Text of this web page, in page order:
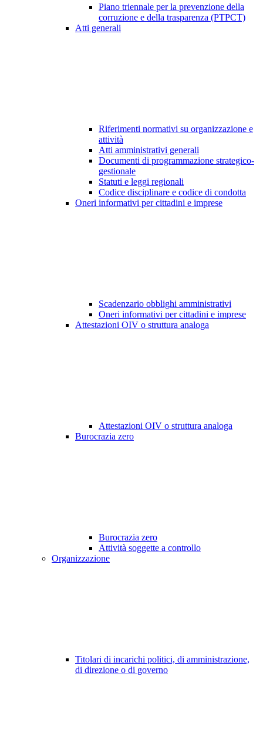
Piano triennale per la prevenzione della
corruzione e della trasparenza (PTPCT)
Atti generali
Riferimenti normativi su organizzazione e
attività
Atti amministrativi generali
Documenti di programmazione strategico-
gestionale
Statuti e leggi regionali
Codice disciplinare e codice di condotta
Oneri informativi per cittadini e imprese
Scadenzario obblighi amministrativi
Oneri informativi per cittadini e imprese
Attestazioni OIV o struttura analoga
Attestazioni OIV o struttura analoga
Burocrazia zero
Burocrazia zero
Attività soggette a controllo
Organizzazione
Titolari di incarichi politici, di amministrazione,
di direzione o di governo